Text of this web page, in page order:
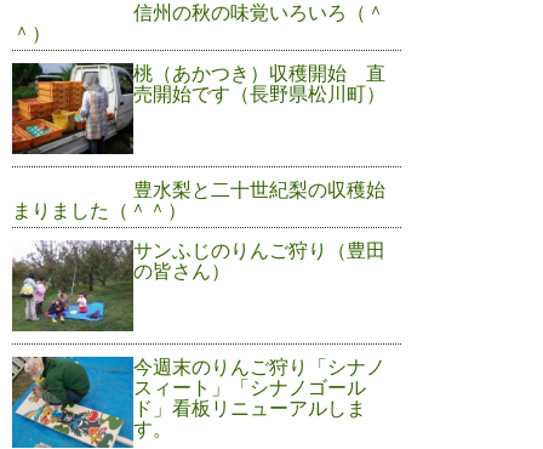
信州の秋の味覚いろいろ（＾
＾）
桃（あかつき）収穫開始 直
売開始です（長野県松川町）
豊水梨と二十世紀梨の収穫始
まりました（＾＾）
サンふじのりんご狩り（豊田
の皆さん）
今週末のりんご狩り「シナノ
スィート」「シナノゴール
ド」看板リニューアルしま
す。